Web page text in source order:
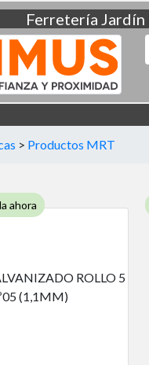
Ferretería Jardín
> Productos MRT
ahora